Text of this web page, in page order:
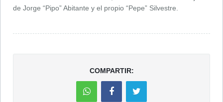
de Jorge “Pipo” Abitante y el propio “Pepe” Silvestre.
COMPARTIR: